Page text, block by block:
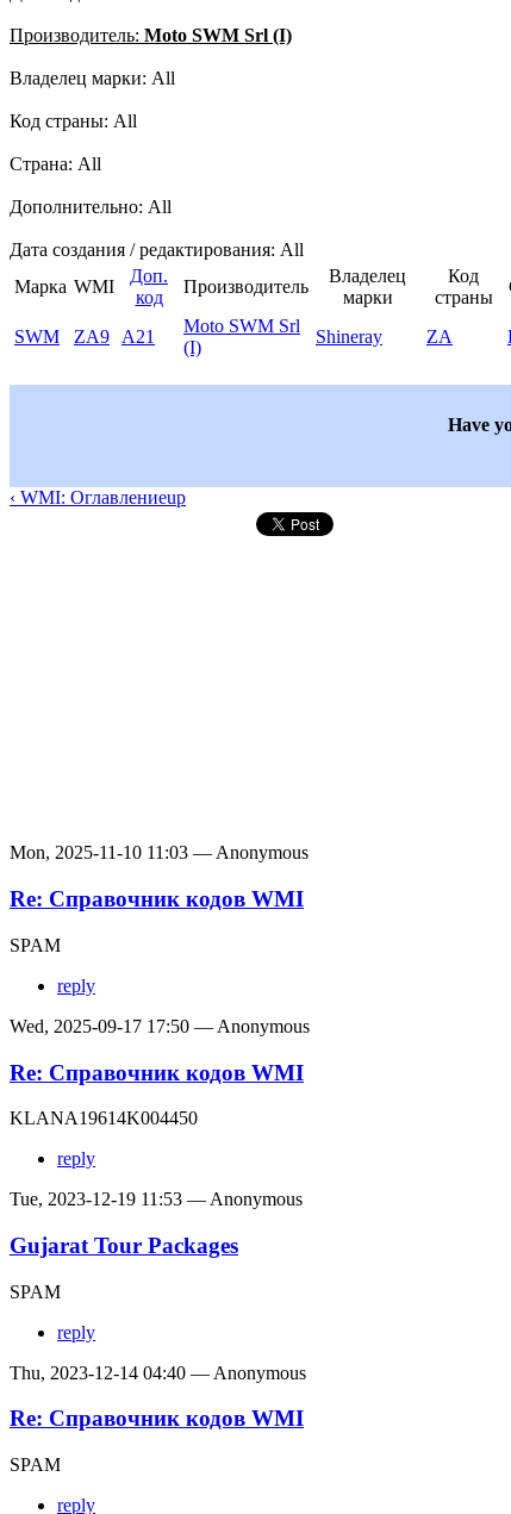
Производитель: Moto SWM Srl (I)
Владелец марки: All
Код страны: All
Страна: All
Дополнительно: All
Дата создания / редактирования: All
Марка WMI
Доп.
код
Производитель
Владелец
марки
Код
страны
SWM
ZA9 A21
Moto SWM Srl
(I)
Shineray ZA
Have
‹ WMI: Оглавлениеup
Mon, 2025-11-10 11:03 — Anonymous
Re: Справочник кодов WMI
SPAM
reply
Wed, 2025-09-17 17:50 — Anonymous
Re: Справочник кодов WMI
KLANA19614K004450
reply
Tue, 2023-12-19 11:53 — Anonymous
Gujarat Tour Packages
SPAM
reply
Thu, 2023-12-14 04:40 — Anonymous
Re: Справочник кодов WMI
SPAM
reply